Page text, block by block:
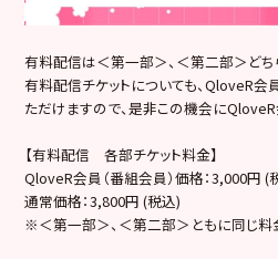
有料配信は＜第一部＞、＜第二部＞どち
有料配信チケットについても、QloveR
ただけますので、是非この機会にQloveR
【有料配信 各部チケット料金】
QloveR会員（番組会員）価格：3,000円 (
通常価格：3,800円 (税込)
※＜第一部＞、＜第二部＞ともに同じ料